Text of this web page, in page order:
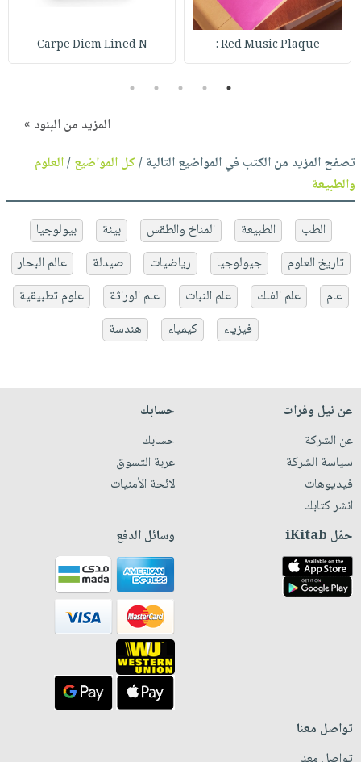
Red Music Plaque :
Carpe Diem Lined N
1
2
3
4
5
المزيد من البنود »
تصفح المزيد من الكتب في المواضيع التالية /كل المواضيع/العلوم
والطبيعة
الطب الطبيعة المناخ والطقس بيئة
بيولوجيا
تاريخ العلوم
جيولوجيا رياضيات صيدلة
عالم البحار
عام
علم الفلك علم النبات علم الوراثة
علوم تطبيقية
فيزياء
كيمياء هندسة
عن نيل وفرات
عن الشركة
سياسة الشركة
فيديوهات
انشر كتابك
حسابك
حسابك
عربة التسوق
لائحة الأمنيات
حمّل iKitab وسائل الدفع
تواصل معنا